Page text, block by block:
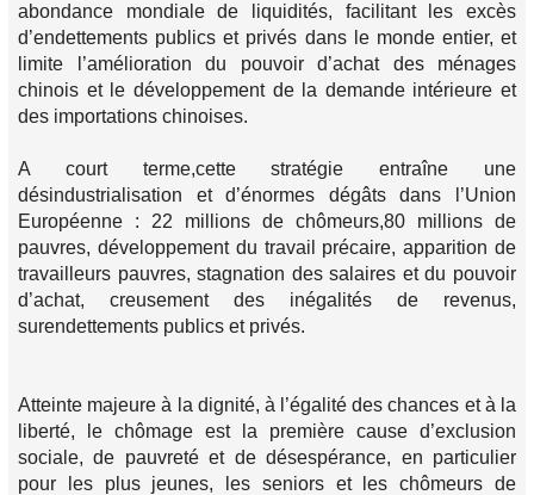
abondance mondiale de liquidités, facilitant les excès
d’endettements publics et privés dans le monde entier, et
limite l’amélioration du pouvoir d’achat des ménages
chinois et le développement de la demande intérieure et
des importations chinoises.
A court terme,cette stratégie entraîne une
désindustrialisation et d’énormes dégâts dans l’Union
Européenne : 22 millions de chômeurs,80 millions de
pauvres, développement du travail précaire, apparition de
travailleurs pauvres, stagnation des salaires et du pouvoir
d’achat, creusement des inégalités de revenus,
surendettements publics et privés.
Atteinte majeure à la dignité, à l’égalité des chances et à la
liberté, le chômage est la première cause d’exclusion
sociale, de pauvreté et de désespérance, en particulier
pour les plus jeunes, les seniors et les chômeurs de